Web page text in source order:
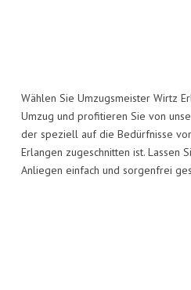
Wählen Sie Umzugsmeister Wirtz
Umzug und profitieren Sie von
der speziell auf die Bedürfnisse
Erlangen zugeschnitten ist. Lassen
Anliegen einfach und sorgenfrei